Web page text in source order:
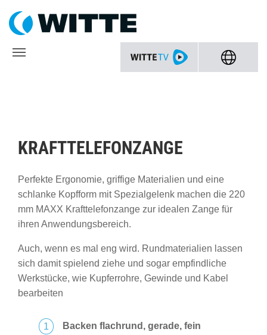
KRAFTTELEFONZANGE
Perfekte Ergonomie, griffige Materialien und eine
schlanke Kopfform mit Spezialgelenk machen die 220
mm MAXX Krafttelefonzange zur idealen Zange für
ihren Anwendungsbereich.
Auch, wenn es mal eng wird. Rundmaterialien lassen
sich damit spielend ziehe und sogar empfindliche
Werkstücke, wie Kupferrohre, Gewinde und Kabel
bearbeiten
Backen flachrund, gerade, fein